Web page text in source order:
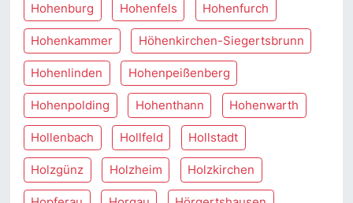
Hohenburg Hohenfels Hohenfurch
Hohenkammer Höhenkirchen-Siegertsbrunn
Hohenlinden Hohenpeißenberg
Hohenpolding Hohenthann Hohenwarth
Hollenbach Hollfeld Hollstadt
Holzgünz Holzheim Holzkirchen